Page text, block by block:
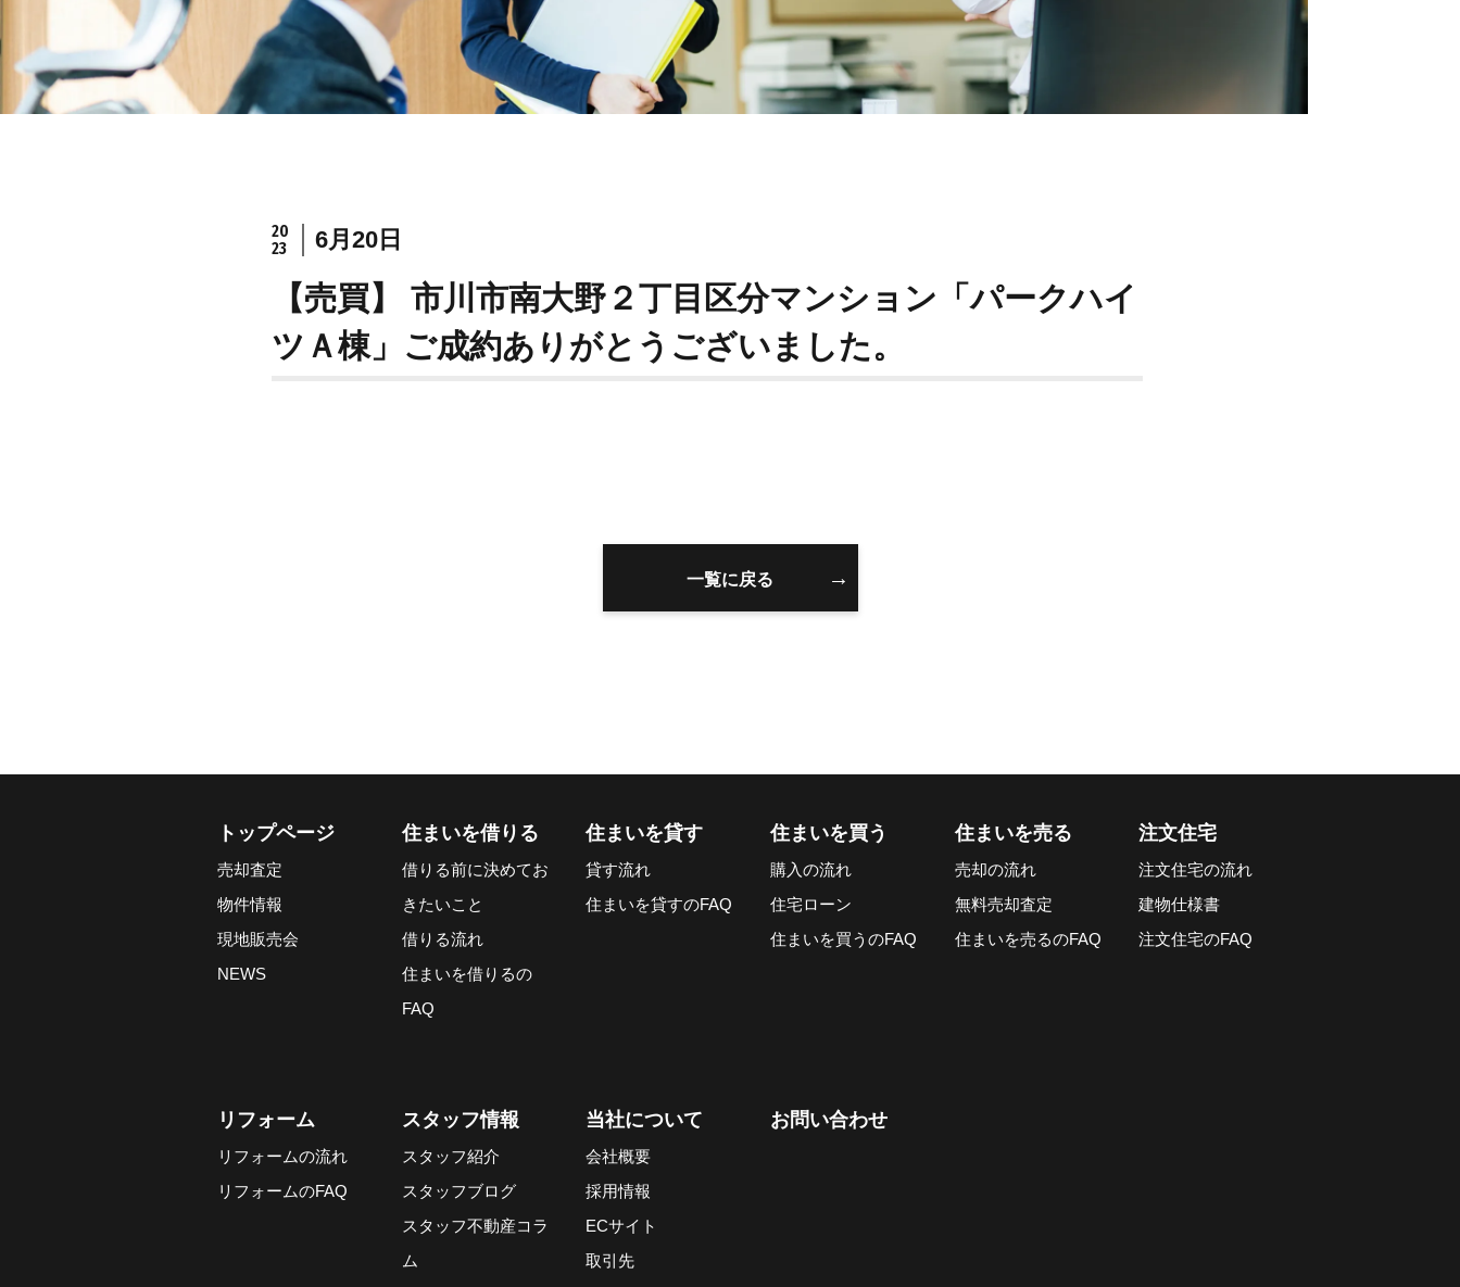
スタッフ不動産コラム
いて
20
23
6月20日
【売買】 市川市南大野２丁目区分マンション「パークハイ
ツＡ棟」ご成約ありがとうございました。
一覧に戻る
トップページ
売却査定
物件情報
現地販売会
NEWS
住まいを借りる
借りる前に決めてお
きたいこと
借りる流れ
住まいを借りるの
FAQ
住まいを貸す
貸す流れ
住まいを貸すのFAQ
住まいを買う
購入の流れ
住宅ローン
住まいを買うのFAQ
住まいを売る
売却の流れ
無料売却査定
住まいを売るのFAQ
注文住宅
注文住宅の流れ
建物仕様書
注文住宅のFAQ
リフォーム
リフォームの流れ
リフォームのFAQ
スタッフ情報
スタッフ紹介
スタッフブログ
スタッフ不動産コラ
ム
当社について
会社概要
採用情報
ECサイト
取引先
お問い合わせ